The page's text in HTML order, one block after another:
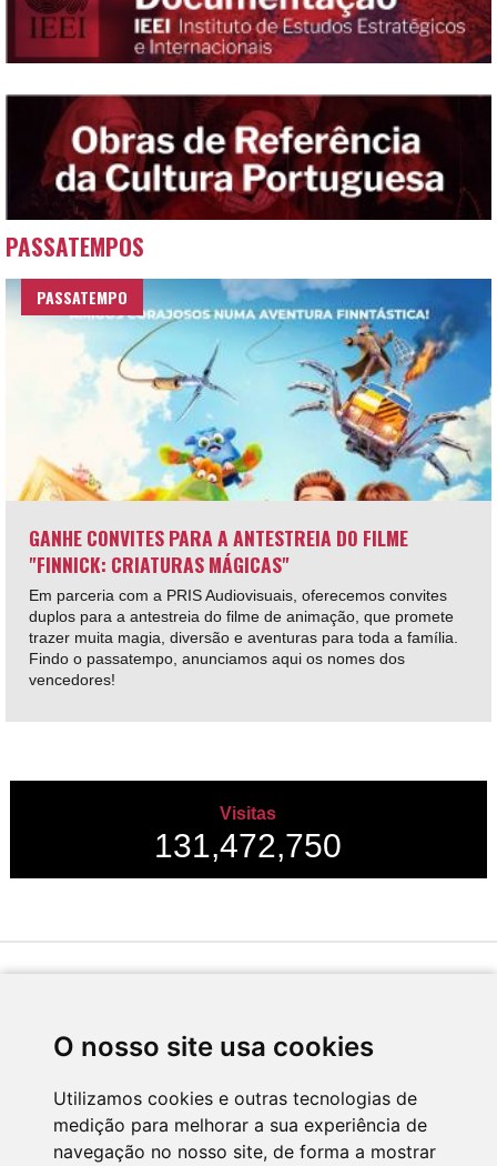
O nosso site usa cookies
Utilizamos cookies e outras tecnologias de
medição para melhorar a sua experiência de
navegação no nosso site, de forma a mostrar
PASSATEMPOS
PASSATEMPO
GANHE CONVITES PARA A ANTESTREIA DO FILME
"FINNICK: CRIATURAS MÁGICAS"
Em parceria com a PRIS Audiovisuais, oferecemos convites
duplos para a antestreia do filme de animação, que promete
trazer muita magia, diversão e aventuras para toda a família.
Findo o passatempo, anunciamos aqui os nomes dos
vencedores!
Visitas
131,472,750